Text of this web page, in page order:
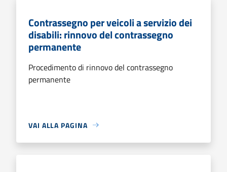
Contrassegno per veicoli a servizio dei
disabili: rinnovo del contrassegno
permanente
Procedimento di rinnovo del contrassegno
permanente
VAI ALLA PAGINA